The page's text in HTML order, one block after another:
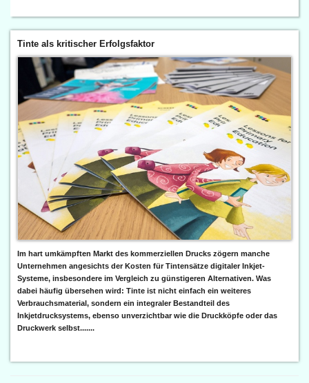
Tinte als kritischer Erfolgsfaktor
Im hart umkämpften Markt des kommerziellen Drucks zögern manche
Unternehmen angesichts der Kosten für Tintensätze digitaler Inkjet-
Systeme, insbesondere im Vergleich zu günstigeren Alternativen. Was
dabei häufig übersehen wird: Tinte ist nicht einfach ein weiteres
Verbrauchsmaterial, sondern ein integraler Bestandteil des
Inkjetdrucksystems, ebenso unverzichtbar wie die Druckköpfe oder das
Druckwerk selbst.......